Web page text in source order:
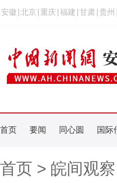
安徽 北京 重庆 福建 甘肃 贵州
首页 要闻 同心圆 国际
首页 > 皖间观察